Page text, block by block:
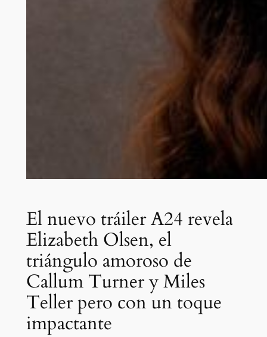
El nuevo tráiler A24 revela
Elizabeth Olsen, el
triángulo amoroso de
Callum Turner y Miles
Teller pero con un toque
impactante